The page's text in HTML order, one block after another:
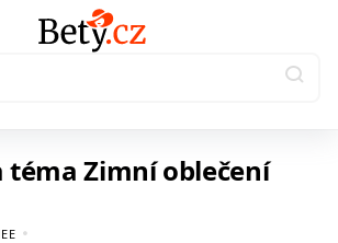
téma Zimní oblečení